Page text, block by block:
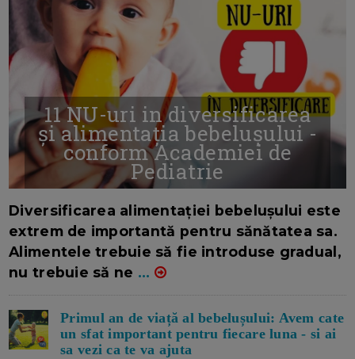
11 NU-uri in diversificarea
și alimentația bebelușului -
conform Academiei de
Pediatrie
Diversificarea alimentației bebelușului este
extrem de importantă pentru sănătatea sa.
Alimentele trebuie să fie introduse gradual,
nu trebuie să ne ...
Primul an de viață al bebelușului: Avem cate
un sfat important pentru fiecare luna - si ai
sa vezi ca te va ajuta